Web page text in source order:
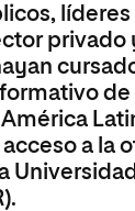
líderes
privado
de
a la